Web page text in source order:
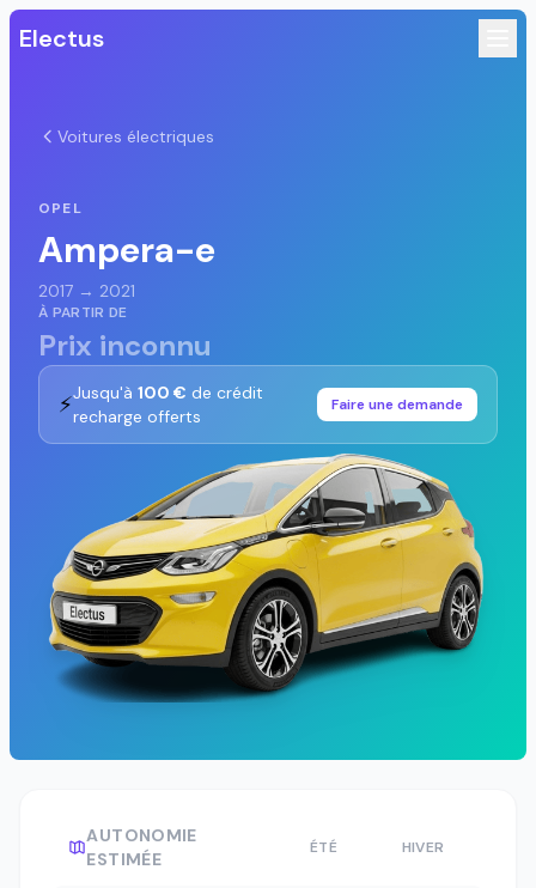
Electus
Voitures électriques
OPEL
Ampera-e
2017 → 2021
À PARTIR DE
Prix inconnu
⚡Jusqu'à 100 € de crédit
recharge offerts
Faire une demande
AUTONOMIE
ESTIMÉE
ÉTÉ HIVER